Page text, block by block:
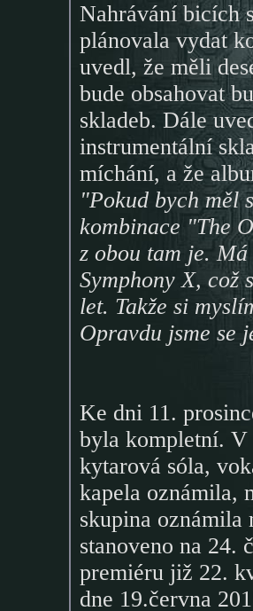
Nahrávání bicích
plánovala vydat
uvedl, že měli
bude obsahovat
skladeb. Dále
instrumentální
míchání, a že
"Pokud bych měl
kombinace "The
z obou tam je.
Symphony X, což
let. Takže si
Opravdu jsme se
Ke dni 11.
byla kompletní. V
kytarová sóla,
kapela oznámila,
skupina oznámila
stanoveno na 24.
premiéru již 22.
dne 19.června